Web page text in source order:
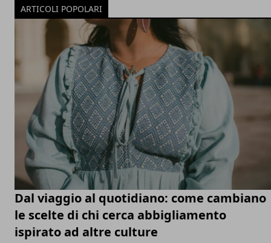
ARTICOLI POPOLARI
Dal viaggio al quotidiano: come cambiano
le scelte di chi cerca abbigliamento
ispirato ad altre culture